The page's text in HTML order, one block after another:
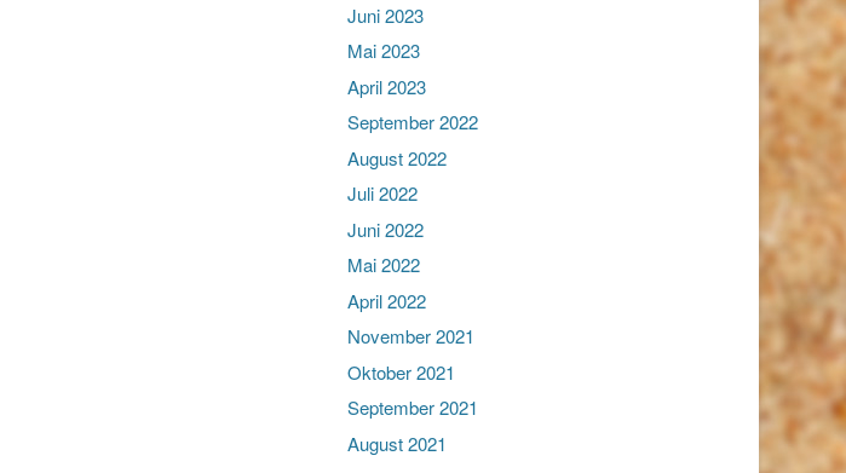
Juni 2023
Mai 2023
April 2023
September 2022
August 2022
Juli 2022
Juni 2022
Mai 2022
April 2022
November 2021
Oktober 2021
September 2021
August 2021